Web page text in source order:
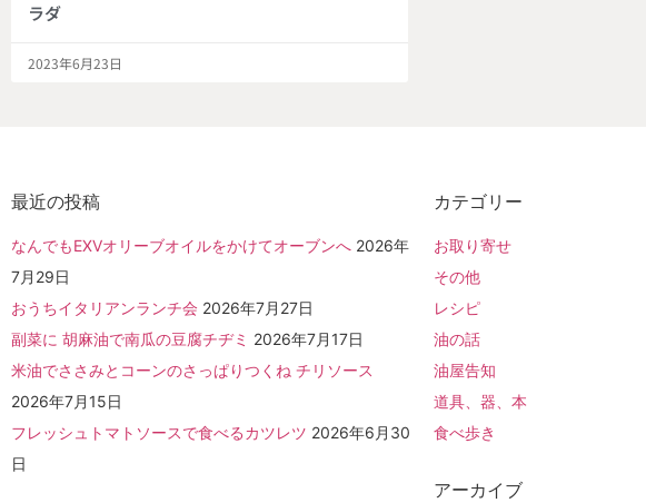
ラダ
2023年6月23日
最近の投稿
なんでもEXVオリーブオイルをかけてオーブンへ 2026年
7月29日
おうちイタリアンランチ会 2026年7月27日
副菜に 胡麻油で南瓜の豆腐チヂミ 2026年7月17日
米油でささみとコーンのさっぱりつくね チリソース
2026年7月15日
フレッシュトマトソースで食べるカツレツ 2026年6月30
日
カテゴリー
お取り寄せ
その他
レシピ
油の話
油屋告知
道具、器、本
食べ歩き
アーカイブ